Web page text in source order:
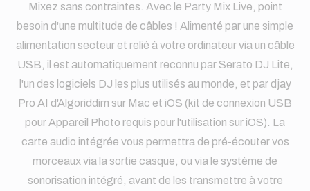
Mixez sans contraintes. Avec le Party Mix Live, point
besoin d'une multitude de câbles ! Alimenté par une simple
alimentation secteur et relié à votre ordinateur via un câble
USB, il est automatiquement reconnu par Serato DJ Lite,
l'un des logiciels DJ les plus utilisés au monde, et par djay
Pro AI d'Algoriddim sur Mac et iOS (kit de connexion USB
pour Appareil Photo requis pour l'utilisation sur iOS). La
carte audio intégrée vous permettra de pré-écouter vos
morceaux via la sortie casque, ou via le système de
sonorisation intégré, avant de les transmettre à votre